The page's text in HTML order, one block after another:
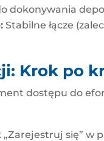
dokonywania
Stabilne łącze
Krok po
dostępu do
„Zarejestruj się”